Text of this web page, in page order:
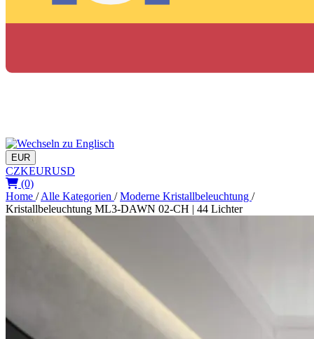
EUR
CZKEURUSD
(0)
Home / Alle Kategorien / Moderne Kristallbeleuchtung /
Kristallbeleuchtung ML3-DAWN 02-CH | 44 Lichter